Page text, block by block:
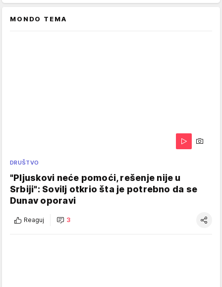
MONDO TEMA
DRUŠTVO
"Pljuskovi neće pomoći, rešenje nije u
Srbiji": Sovilj otkrio šta je potrebno da se
Dunav oporavi
Reaguj 3